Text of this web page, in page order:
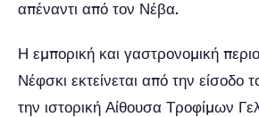
απέναντι από τον Νέβα.
Η εμπορική και γαστρονομική
Νέφσκι εκτείνεται από την είσοδο
την ιστορική Αίθουσα Τροφίμων